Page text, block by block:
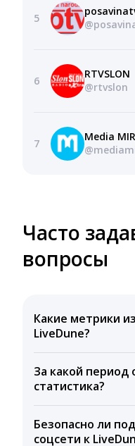
5
6
RTVSLON
@rtvslon
7
Часто
вопросы
Какие метрики
LiveDune?
комментариев,
динамике числа
За какой период
статистика?
своим аккаунтам за
бесплатного
Безопасно ли
соцсети к